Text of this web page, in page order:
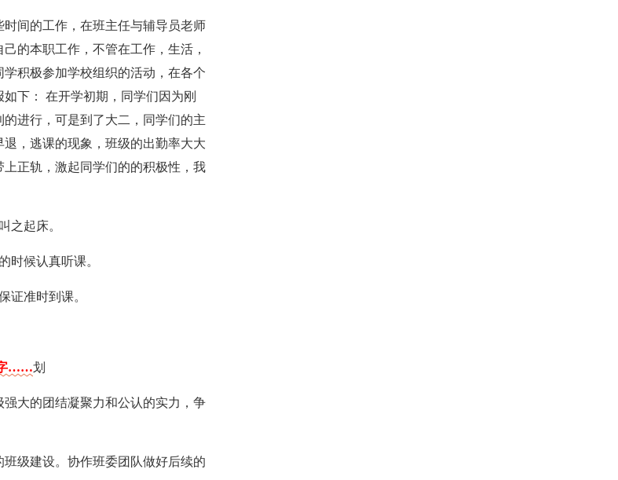
间的工作，在班主任与辅导员老师
的本职工作，不管在工作，生活，
积极参加学校组织的活动，在各个
下： 在开学初期，同学们因为刚
进行，可是到了大二，同学们的主
，逃课的现象，班级的出勤率大大
正轨，激起同学们的的积极性，我
之起床。
时候认真听课。
证准时到课。
……划
大的团结凝聚力和公认的实力，争
级建设。协作班委团队做好后续的